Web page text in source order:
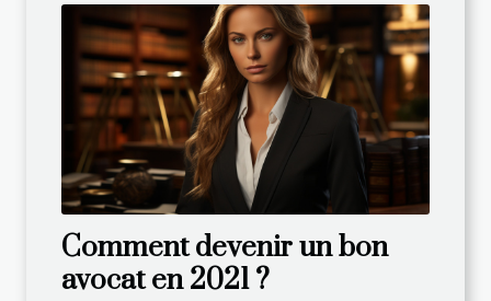
Comment devenir un bon
avocat en 2021 ?